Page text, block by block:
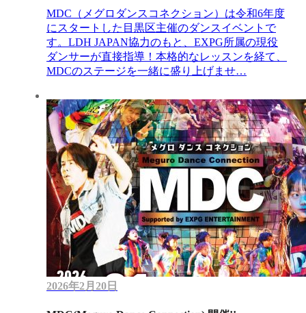
MDC（メグロダンスコネクション）は令和6年度
にスタートした目黒区主催のダンスイベントで
す。LDH JAPAN協力のもと、EXPG所属の現役
ダンサーが直接指導！本格的なレッスンを経て、
MDCのステージを一緒に盛り上げませ…
2026年2月20日